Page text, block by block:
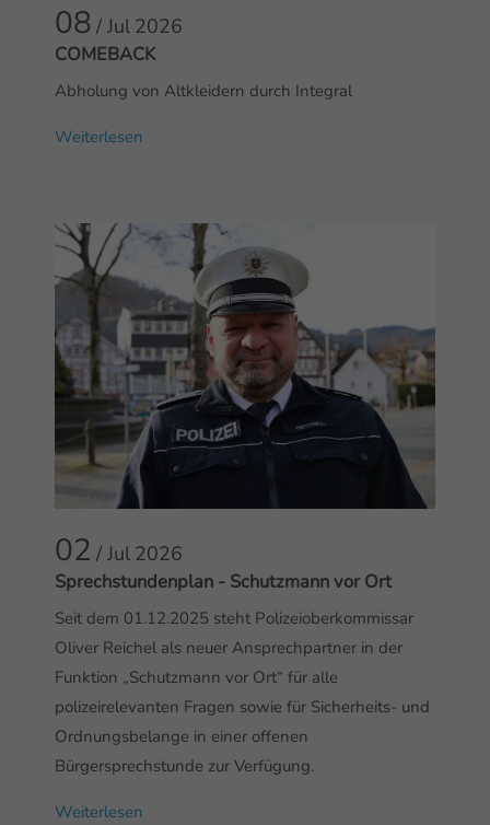
08 / Jul 2026
COMEBACK
Abholung von Altkleidern durch Integral
Weiterlesen
02 / Jul 2026
Sprechstundenplan - Schutzmann vor Ort
Seit dem 01.12.2025 steht Polizeioberkommissar
Oliver Reichel als neuer Ansprechpartner in der
Funktion „Schutzmann vor Ort“ für alle
polizeirelevanten Fragen sowie für Sicherheits- und
Ordnungsbelange in einer offenen
Bürgersprechstunde zur Verfügung.
Weiterlesen